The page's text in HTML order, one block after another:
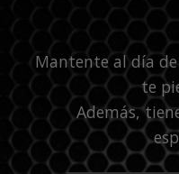
Mantente al día
te
Además,